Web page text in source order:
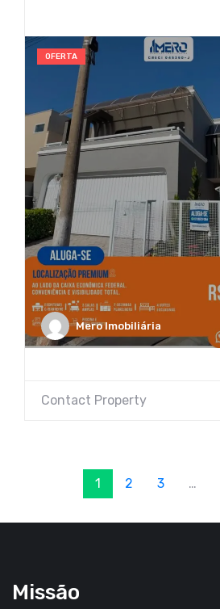
OFERTA
Mero Imobiliária
Contact Property
1 2 3 …
Missão